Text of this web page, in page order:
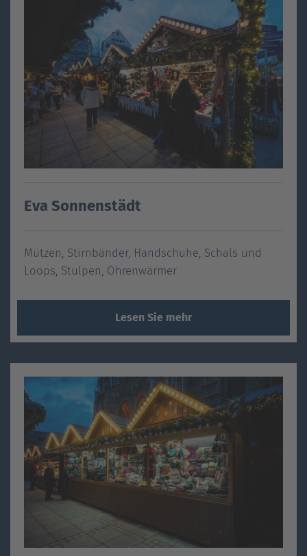
Eva Sonnenstädt
Mützen, Stirnbänder, Handschuhe, Schals und
Loops, Stulpen, Ohrenwärmer
Lesen Sie mehr